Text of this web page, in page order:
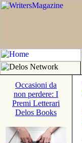
Occasioni da
non perdere: I
Premi Letterari
Delos Books